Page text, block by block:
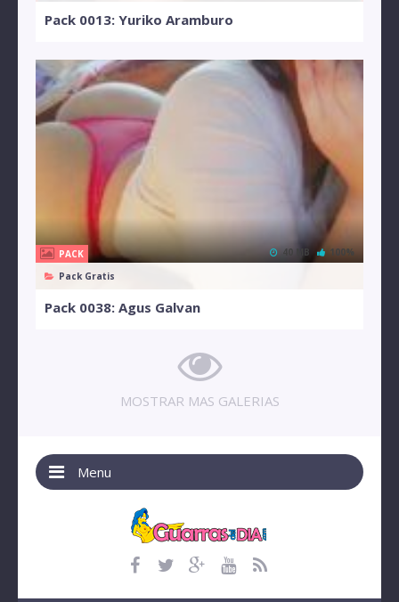
Pack 0013: Yuriko Aramburo
PACK
Pack Gratis
40 MB 100%
Pack 0038: Agus Galvan
MOSTRAR MAS GALERIAS
Menu